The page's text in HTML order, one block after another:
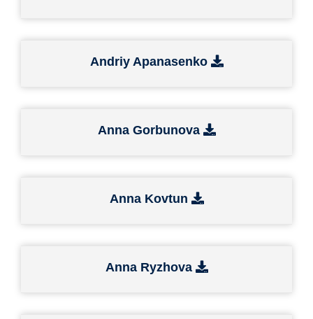
Andriy Apanasenko
Anna Gorbunova
Anna Kovtun
Anna Ryzhova